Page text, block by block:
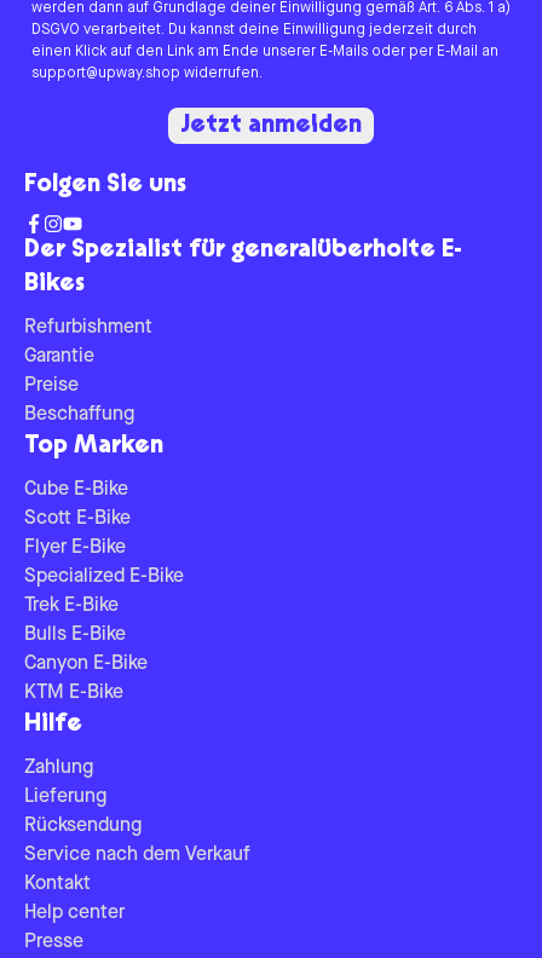
Der Spezialist für generalüberholte E-
Bikes
Refurbishment
Garantie
Preise
Beschaffung
Top Marken
Cube E-Bike
Scott E-Bike
Flyer E-Bike
Specialized E-Bike
Trek E-Bike
Bulls E-Bike
Canyon E-Bike
KTM E-Bike
Hilfe
Zahlung
Lieferung
Rücksendung
Service nach dem Verkauf
Kontakt
Help center
Presse
werden dann auf Grundlage deiner Einwilligung gemäß Art. 6 Abs. 1 a)
DSGVO verarbeitet. Du kannst deine Einwilligung jederzeit durch
einen Klick auf den Link am Ende unserer E-Mails oder per E-Mail an
support@upway.shop widerrufen.
Jetzt anmelden
Folgen Sie uns